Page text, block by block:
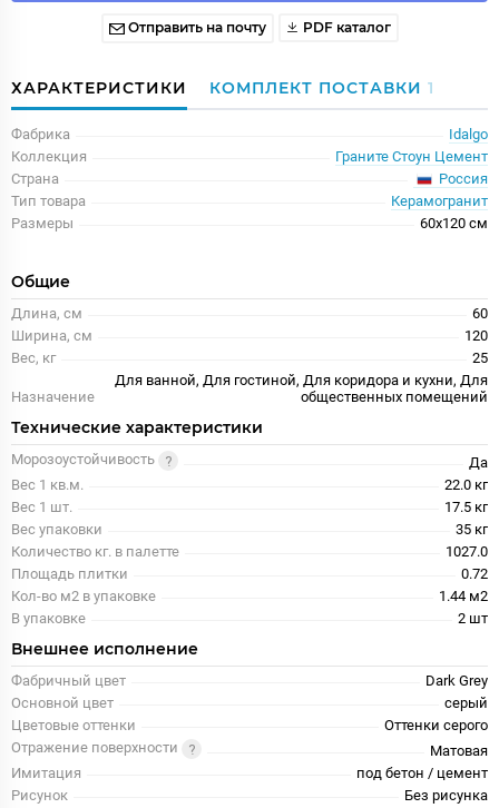
Отправить на почту PDF каталог
ХАРАКТЕРИСТИКИ КОМПЛЕКТ ПОСТАВКИ 1
Фабрика
Idalgo
Коллекция
Граните Стоун Цемент
Страна
Россия
Тип товара
Керамогранит
Размеры
60x120 см
Общие
Длина, см
60
Ширина, см
120
Вес, кг
25
Назначение
Для ванной, Для гостиной, Для коридора и кухни, Для
общественных помещений
Технические характеристики
Морозоустойчивость
Да
Вес 1 кв.м.
22.0 кг
Вес 1 шт.
17.5 кг
Вес упаковки
35 кг
Количество кг. в палетте
1027.0
Площадь плитки
0.72
Кол-во м2 в упаковке
1.44 м2
В упаковке
2 шт
Внешнее исполнение
Фабричный цвет
Dark Grey
Основной цвет
серый
Цветовые оттенки
Оттенки серого
Отражение поверхности
Матовая
Имитация
под бетон / цемент
Рисунок
Без рисунка